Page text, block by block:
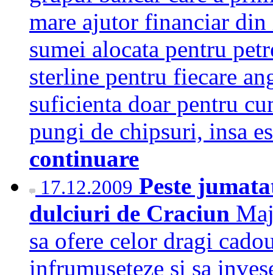
mare ajutor financiar din
sumei alocata pentru
sterline pentru fiecare
suficienta doar pentru
pungi de chipsuri, insa
continuare
17.12.2009 Peste
dulciuri de Craciun
sa ofere celor dragi
infrumuseteze si sa